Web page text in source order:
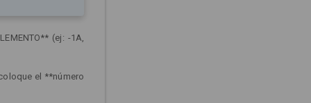
(ej: -1A,
el **número